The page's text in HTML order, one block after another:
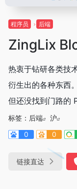
程序员 后端
ZingLix
热衷于钻研各类技
衍生出的各种东西
但还没找到门路的
标签： 后端
沪
0
0
链接直达